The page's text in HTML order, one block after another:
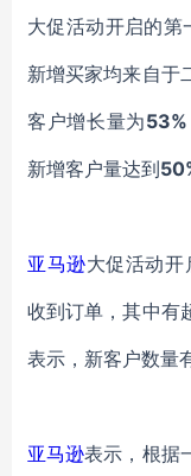
大促活动开启的第
新增买家均来自于
客户增长量为53%
新增客户量达到
亚马逊大促活动开
收到订单，其中有
表示，新客户数量
亚马逊表示，根据